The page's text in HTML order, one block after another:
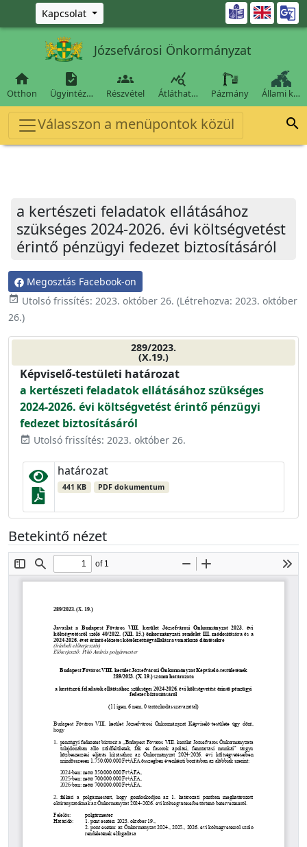
Ugrás a fő tartalomra
Kapcsolat 
Józsefvárosi Önkormányzat

Otthon

Ügyintéz…

Részvétel

Átláthat… Pázmány Állami k…
Válasszon a menüpontok közül 
a kertészeti feladatok ellátásához
szükséges 2024-2026. évi költségvetést
érintő pénzügyi fedezet biztosításáról
Megosztás Facebook-on
event_available Utolsó frissítés: 2023. október 26. (Létrehozva: 2023. október
26.)
289/2023.
(X.19.)
Képviselő-testületi határozat
a kertészeti feladatok ellátásához szükséges
2024-2026. évi költségvetést érintő pénzügyi
fedezet biztosításáról
event_available Utolsó frissítés: 2023. október 26.
határozat
441 KB PDF dokumentum
Betekintő nézet